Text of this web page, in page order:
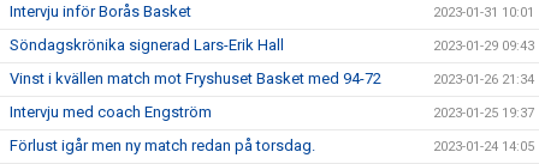
Intervju inför Borås Basket 2023-01-31 10:01
Söndagskrönika signerad Lars-Erik Hall 2023-01-29 09:43
Vinst i kvällen match mot Fryshuset Basket med 94-72 2023-01-26 21:34
Intervju med coach Engström 2023-01-25 19:37
Förlust igår men ny match redan på torsdag. 2023-01-24 14:05